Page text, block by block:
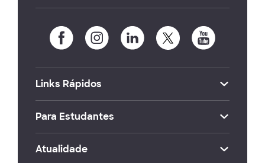
Links Rápidos
Para Estudantes
Atualidade